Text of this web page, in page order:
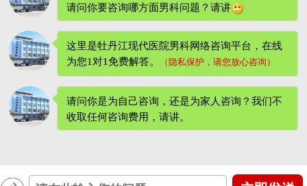
请问你要咨询哪方面男科问题？请讲
这里是牡丹江现代医院男科网络咨询平台，在线
为您1对1免费解答。
（隐私保护，请您放心咨询）
请问你是为自己咨询，还是为家人咨询？我们不
收取任何咨询费用 ，请讲。